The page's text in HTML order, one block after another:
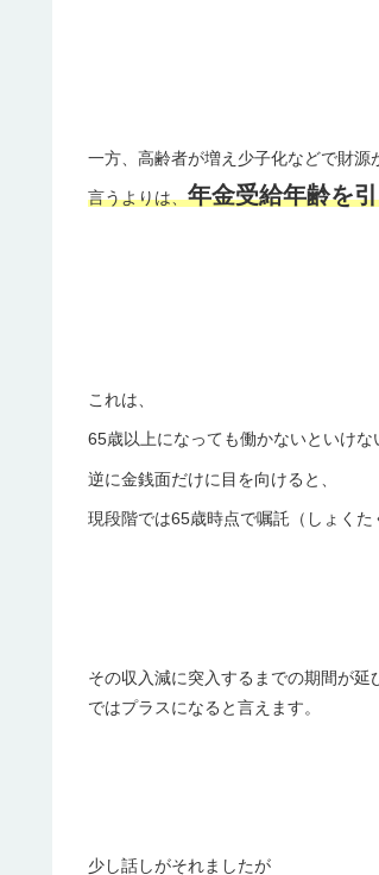
一方、高齢者が増え少子化などで財源
言うよりは、年金受給年齢を
これは、
65歳以上になっても働かないといけな
逆に金銭面だけに目を向けると、
現段階では65歳時点で嘱託（しょくた
その収入減に突入するまでの期間が延
ではプラスになると言えます。
少し話しがそれましたが